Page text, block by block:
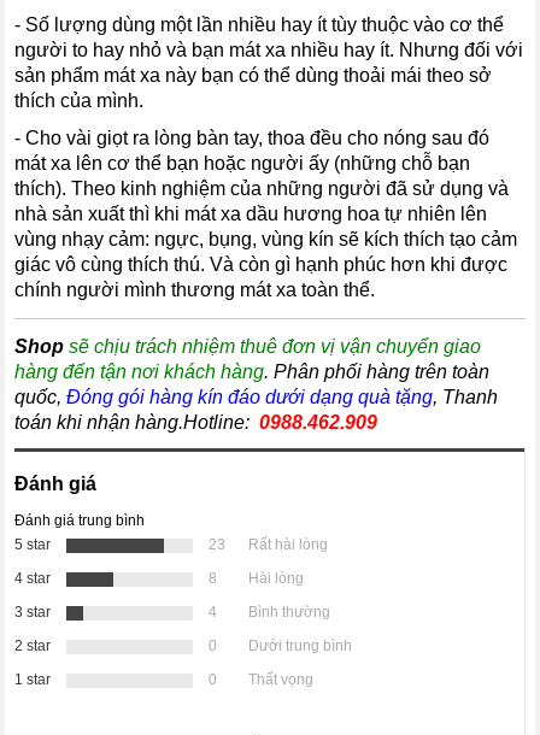
- Số lượng dùng một lần nhiều hay ít tùy thuộc vào cơ thể
người to hay nhỏ và bạn mát xa nhiều hay ít. Nhưng đối với
sản phẩm mát xa này bạn có thể dùng thoải mái theo sở
thích của mình.
- Cho vài giọt ra lòng bàn tay, thoa đều cho nóng sau đó
mát xa lên cơ thể bạn hoặc người ấy (những chỗ bạn
thích). Theo kinh nghiệm của những người đã sử dụng và
nhà sản xuất thì khi mát xa dầu hương hoa tự nhiên lên
vùng nhạy cảm: ngực, bụng, vùng kín sẽ kích thích tạo cảm
giác vô cùng thích thú. Và còn gì hạnh phúc hơn khi được
chính người mình thương mát xa toàn thể.
Shop sẽ chịu trách nhiệm thuê đơn vị vận chuyển giao
hàng đến tận nơi khách hàng. Phân phối hàng trên toàn
quốc,Đóng gói hàng kín đáo dưới dạng quà tặng, Thanh
toán khi nhận hàng.Hotline: 0988.462.909
Đánh giá
Đánh giá trung bình
5 star
23
Rất hài lòng
4 star
8
Hài lòng
3 star
4
Bình thường
2 star
0
Dưới trung bình
1 star
0 Thất vọng